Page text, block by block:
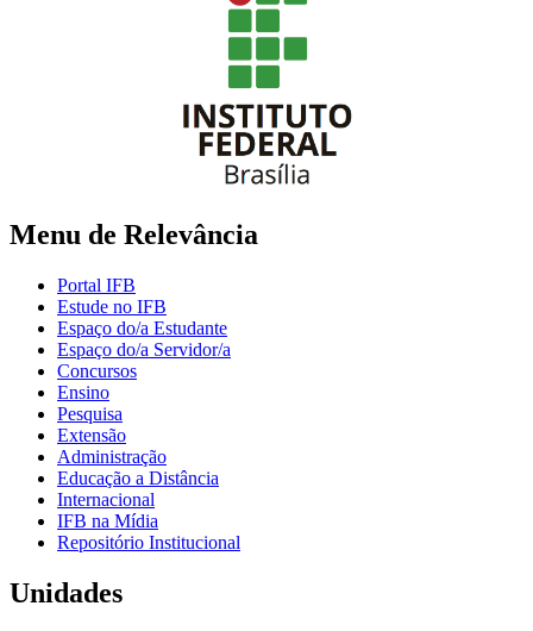
Menu de Relevância
Portal IFB
Estude no IFB
Espaço do/a Estudante
Espaço do/a Servidor/a
Concursos
Ensino
Pesquisa
Extensão
Administração
Educação a Distância
Internacional
IFB na Mídia
Repositório Institucional
Unidades